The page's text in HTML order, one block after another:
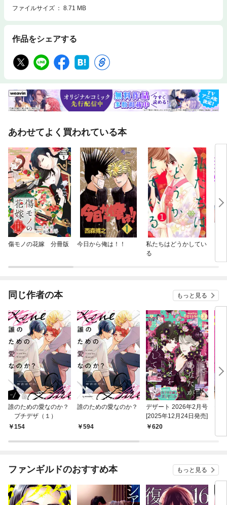
ファイルサイズ
8.71 MB
作品をシェアする
あわせてよく買われている本
傷モノの花嫁 分冊版 今日から俺は！！
私たちはどうかしてい
る
同じ作者の本 もっと見る
誰のための愛なのか？
プチデザ（１）
154
誰のための愛なのか？
594
デザート 2026年2月号
[2025年12月24日発売]
620
ファンギルドのおすすめ本 もっと見る